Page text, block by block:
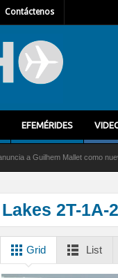
Contáctenos
EFEMÉRIDES
Guilhem Mallet como nuevo
2T-1A-2
Grid List